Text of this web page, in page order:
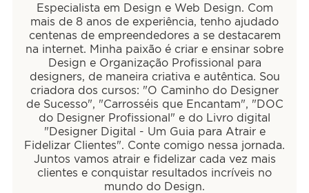
Especialista em Design e Web Design. Com
mais de 8 anos de experiência, tenho ajudado
centenas de empreendedores a se destacarem
na internet. Minha paixão é criar e ensinar sobre
Design e Organização Profissional para
designers, de maneira criativa e autêntica. Sou
criadora dos cursos: "O Caminho do Designer
de Sucesso", "Carrosséis que Encantam", "DOC
do Designer Profissional" e do Livro digital
"Designer Digital - Um Guia para Atrair e
Fidelizar Clientes". Conte comigo nessa jornada.
Juntos vamos atrair e fidelizar cada vez mais
clientes e conquistar resultados incríveis no
mundo do Design.